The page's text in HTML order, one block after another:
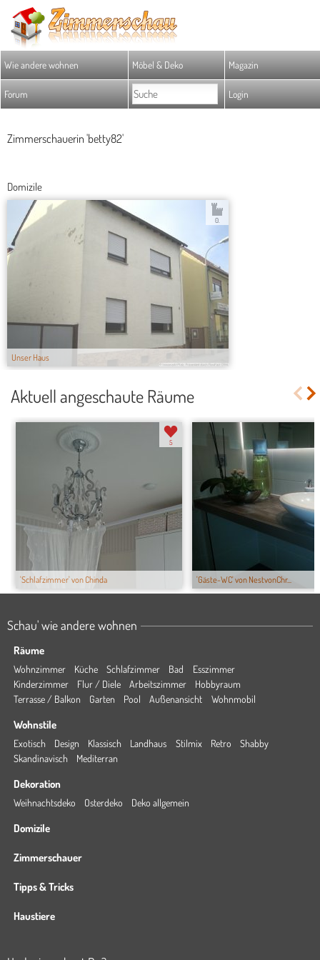
Wie andere wohnen Möbel & Deko Magazin
Forum Login
Zimmerschauerin 'betty82'
Domizile
Unser Haus
0.
Aktuell angeschaute Räume
'Schlafzimmer' von Chinda
5
'Gäste-WC' von NestvonChr...
Schau' wie andere wohnen
Räume
Wohnzimmer Küche Schlafzimmer Bad
Esszimmer
Kinderzimmer
Flur / Diele Arbeitszimmer
Hobbyraum
Terrasse / Balkon
Garten Pool Außenansicht Wohnmobil
Wohnstile
Exotisch Design Klassisch Landhaus Stilmix Retro
Shabby
Skandinavisch
Mediterran
Dekoration
Weihnachtsdeko Osterdeko Deko allgemein
Domizile
Zimmerschauer
Tipps & Tricks
Haustiere